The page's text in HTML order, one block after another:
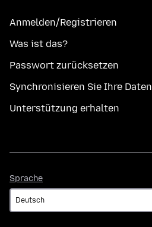
Anmelden/Registrieren
Was ist das?
Passwort zurücksetzen
Synchronisieren Sie Ihre Daten
Unterstützung erhalten
Sprache